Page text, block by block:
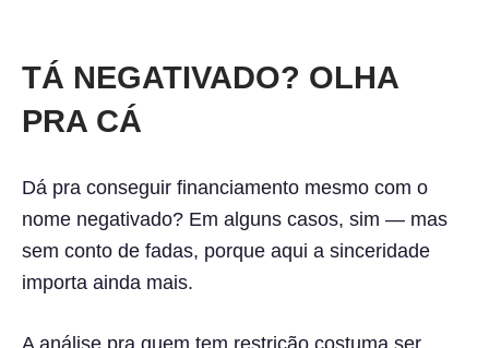
TÁ NEGATIVADO? OLHA
PRA CÁ
Dá pra conseguir financiamento mesmo com o
nome negativado? Em alguns casos, sim — mas
sem conto de fadas, porque aqui a sinceridade
importa ainda mais.